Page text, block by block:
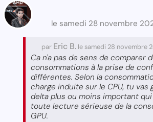
le samedi 28 novembre
par Eric B. le samedi 28 novembre
Ca n'a pas de sens de comparer
consommations à la prise de
différentes. Selon la
charge induite sur le CPU, tu vas
delta plus ou moins important
toute lecture sérieuse de la
GPU.